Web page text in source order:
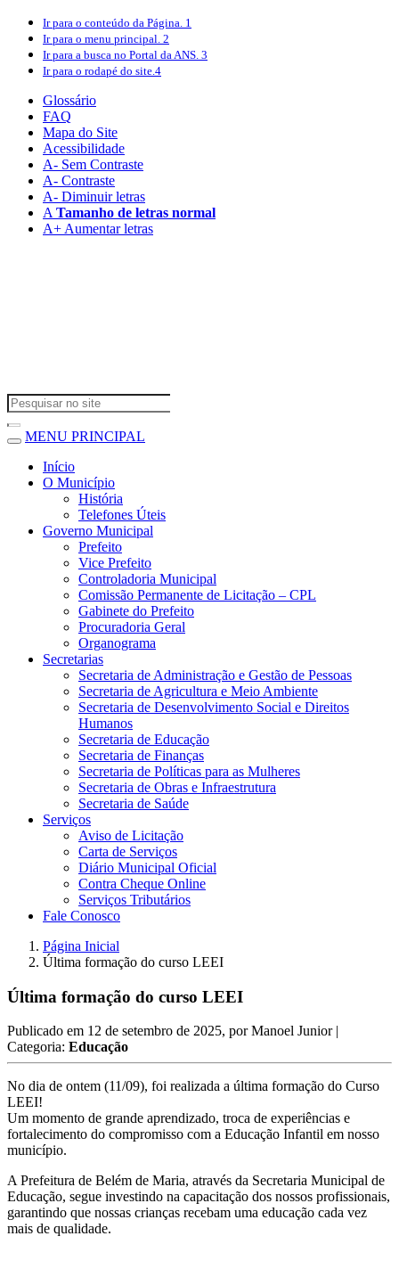
Ir para o conteúdo da Página. 1
Ir para o menu principal. 2
Ir para a busca no Portal da ANS. 3
Ir para o rodapé do site.4
Glossário
FAQ
Mapa do Site
Acessibilidade
A- Sem Contraste
A- Contraste
A- Diminuir letras
A Tamanho de letras normal
A+ Aumentar letras
MENU PRINCIPAL
Início
O Município
História
Telefones Úteis
Governo Municipal
Prefeito
Vice Prefeito
Controladoria Municipal
Comissão Permanente de Licitação – CPL
Gabinete do Prefeito
Procuradoria Geral
Organograma
Secretarias
Secretaria de Administração e Gestão de Pessoas
Secretaria de Agricultura e Meio Ambiente
Secretaria de Desenvolvimento Social e Direitos
Humanos
Secretaria de Educação
Secretaria de Finanças
Secretaria de Políticas para as Mulheres
Secretaria de Obras e Infraestrutura
Secretaria de Saúde
Serviços
Aviso de Licitação
Carta de Serviços
Diário Municipal Oficial
Contra Cheque Online
Serviços Tributários
Fale Conosco
Página Inicial
Última formação do curso LEEI
Última formação do curso LEEI
Publicado em 12 de setembro de 2025, porManoel Junior |
Categoria: Educação
No dia de ontem (11/09), foi realizada a última formação do Curso
LEEI!
Um momento de grande aprendizado, troca de experiências e
fortalecimento do compromisso com a Educação Infantil em nosso
município.
A Prefeitura de Belém de Maria, através da Secretaria Municipal de
Educação, segue investindo na capacitação dos nossos profissionais,
garantindo que nossas crianças recebam uma educação cada vez
mais de qualidade.